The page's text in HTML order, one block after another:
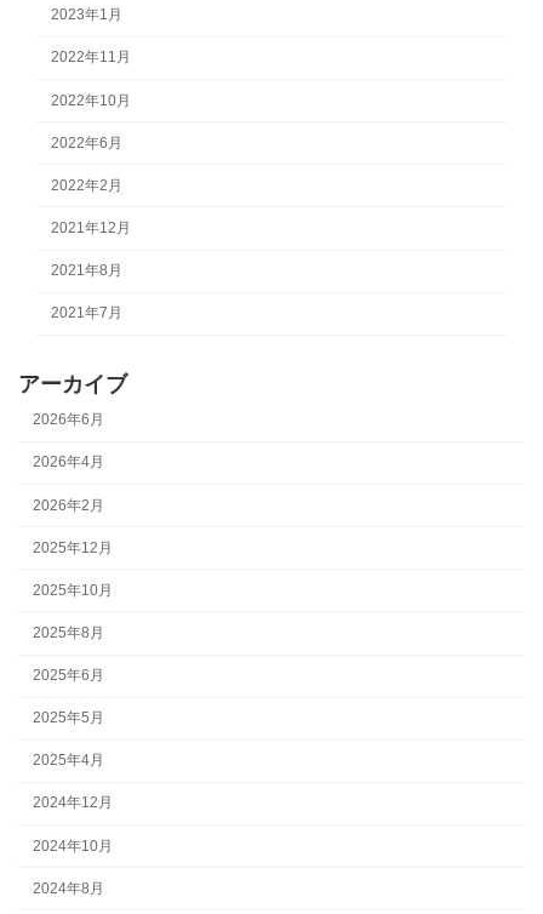
2023年1月
2022年11月
2022年10月
2022年6月
2022年2月
2021年12月
2021年8月
2021年7月
アーカイブ
2026年6月
2026年4月
2026年2月
2025年12月
2025年10月
2025年8月
2025年6月
2025年5月
2025年4月
2024年12月
2024年10月
2024年8月